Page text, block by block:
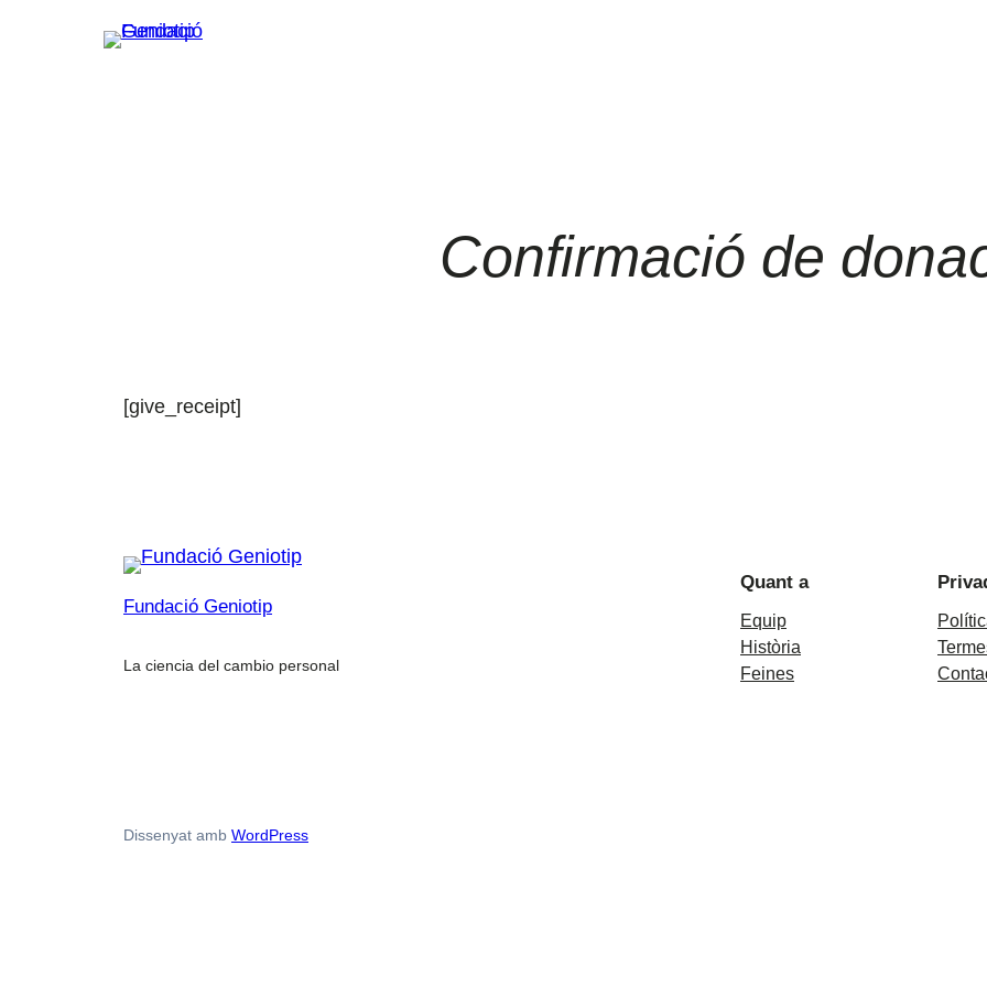
Confirmació de
[give_receipt]
Fundació Geniotip
La ciencia del cambio personal
Quant a
Equip
Història
Feines
Dissenyat amb WordPress